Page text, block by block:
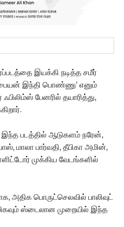
இயக்கி நடித்த சமீர்
இந்தி பொண்ணு’ எனும்
பேனரில் தயாரித்து,
இந்த படத்தில் ஆடுகளம் நரேன்,
மாலா பார்வதி, தீபிகா அமின்,
முக்கிய வேடங்களில்
அதிக பொருட்செலவில் பாலிவுட்
ஸ்டைலான முறையில் இந்த